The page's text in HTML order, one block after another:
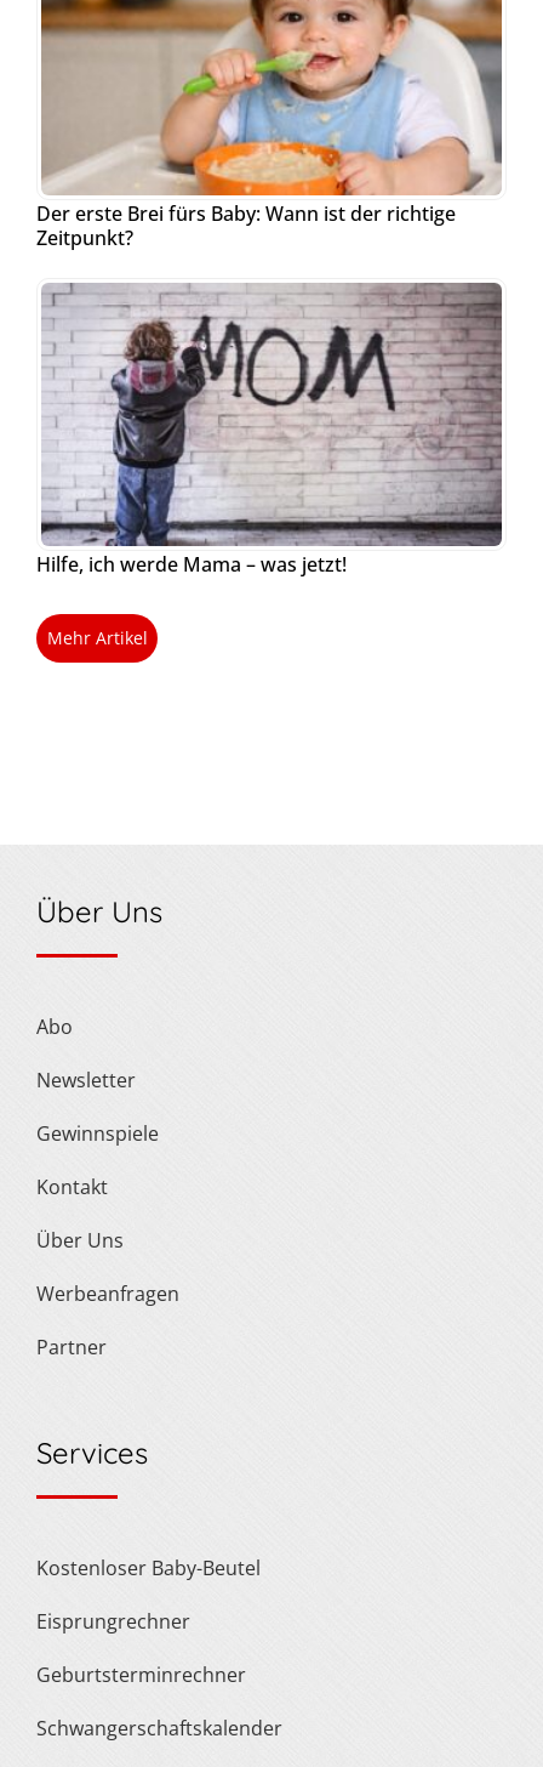
Der erste Brei fürs Baby: Wann ist der richtige
Zeitpunkt?
Hilfe, ich werde Mama – was jetzt!
Mehr Artikel
Über Uns
Abo
Newsletter
Gewinnspiele
Kontakt
Über Uns
Werbeanfragen
Partner
Services
Kostenloser Baby-Beutel
Eisprungrechner
Geburtsterminrechner
Schwangerschaftskalender